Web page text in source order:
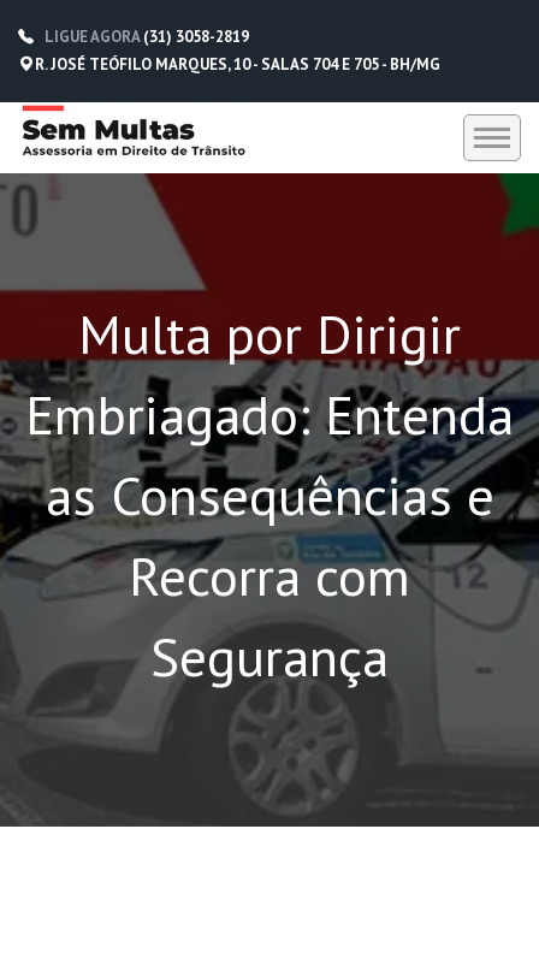
LIGUE AGORA(31) 3058-2819
R. JOSÉ TEÓFILO MARQUES, 10 - SALAS 704 E 705 - BH/MG
DEPOIMENTOS
CONTATO
(31) 3058-2819
(31) 98229-5662
(31) 98752-0612
Multa por Dirigir
Embriagado: Entenda
as Consequências e
Recorra com
Segurança